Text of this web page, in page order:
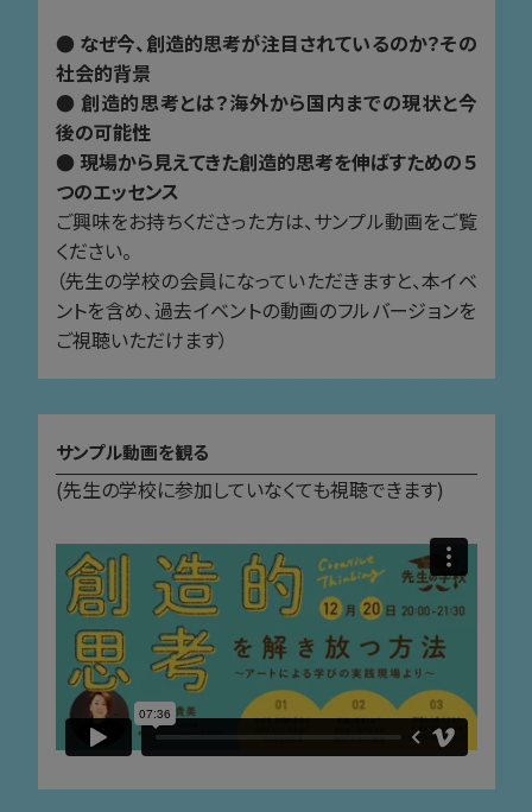
● なぜ今、創造的思考が注目されているのか？その
社会的背景
● 創造的思考とは？海外から国内までの現状と今
後の可能性
● 現場から見えてきた創造的思考を伸ばすための５
つのエッセンス
ご興味をお持ちくださった方は、サンプル動画をご覧
ください。
（先生の学校の会員になっていただきますと、本イベ
ントを含め、過去イベントの動画のフルバージョンを
ご視聴いただけます）
サンプル動画を観る
(先生の学校に参加していなくても視聴できます)